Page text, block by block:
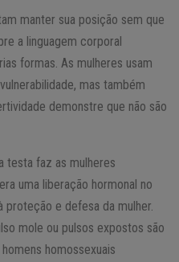
manter sua posição sem que
a linguagem corporal
formas. As mulheres usam
mas também
demonstre que não são
testa faz as mulheres
uma liberação hormonal no
e defesa da mulher.
mole ou pulsos expostos são
homossexuais